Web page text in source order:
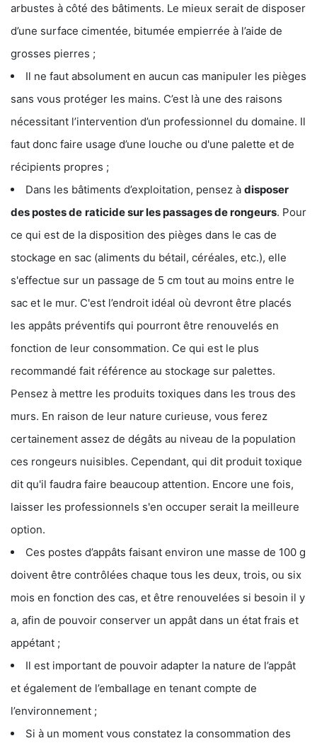
arbustes à côté des bâtiments. Le mieux serait de disposer
d’une surface cimentée, bitumée empierrée à l’aide de
grosses pierres ;
Il ne faut absolument en aucun cas manipuler les pièges
sans vous protéger les mains. C’est là une des raisons
nécessitant l’intervention d’un professionnel du domaine. Il
faut donc faire usage d’une louche ou d'une palette et de
récipients propres ;
Dans les bâtiments d’exploitation, pensez à disposer
des postes de raticide sur les passages de rongeurs. Pour
ce qui est de la disposition des pièges dans le cas de
stockage en sac (aliments du bétail, céréales, etc.), elle
s'effectue sur un passage de 5 cm tout au moins entre le
sac et le mur. C'est l’endroit idéal où devront être placés
les appâts préventifs qui pourront être renouvelés en
fonction de leur consommation. Ce qui est le plus
recommandé fait référence au stockage sur palettes.
Pensez à mettre les produits toxiques dans les trous des
murs. En raison de leur nature curieuse, vous ferez
certainement assez de dégâts au niveau de la population
ces rongeurs nuisibles. Cependant, qui dit produit toxique
dit qu'il faudra faire beaucoup attention. Encore une fois,
laisser les professionnels s'en occuper serait la meilleure
option.
Ces postes d’appâts faisant environ une masse de 100 g
doivent être contrôlées chaque tous les deux, trois, ou six
mois en fonction des cas, et être renouvelées si besoin il y
a, afin de pouvoir conserver un appât dans un état frais et
appétant ;
Il est important de pouvoir adapter la nature de l’appât
et également de l’emballage en tenant compte de
l’environnement ;
Si à un moment vous constatez la consommation des